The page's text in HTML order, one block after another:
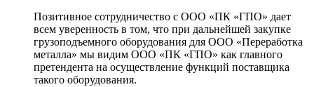
Позитивное сотрудничество с ООО «ПК «ГПО» дает
всем уверенность в том, что при дальнейшей закупке
грузоподъемного оборудования для ООО «Переработка
металла» мы видим ООО «ПК «ГПО» как главного
претендента на осуществление функций поставщика
такого оборудования.